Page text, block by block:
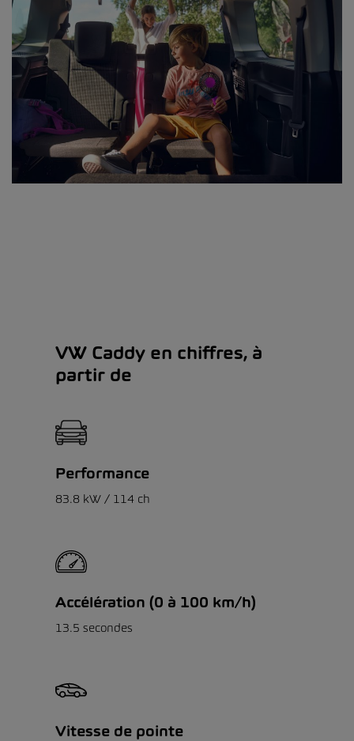
VW Caddy en chiffres, à
partir de
Performance
83.8 kW / 114 ch
Accélération (0 à 100 km/h)
13.5 secondes
Vitesse de pointe